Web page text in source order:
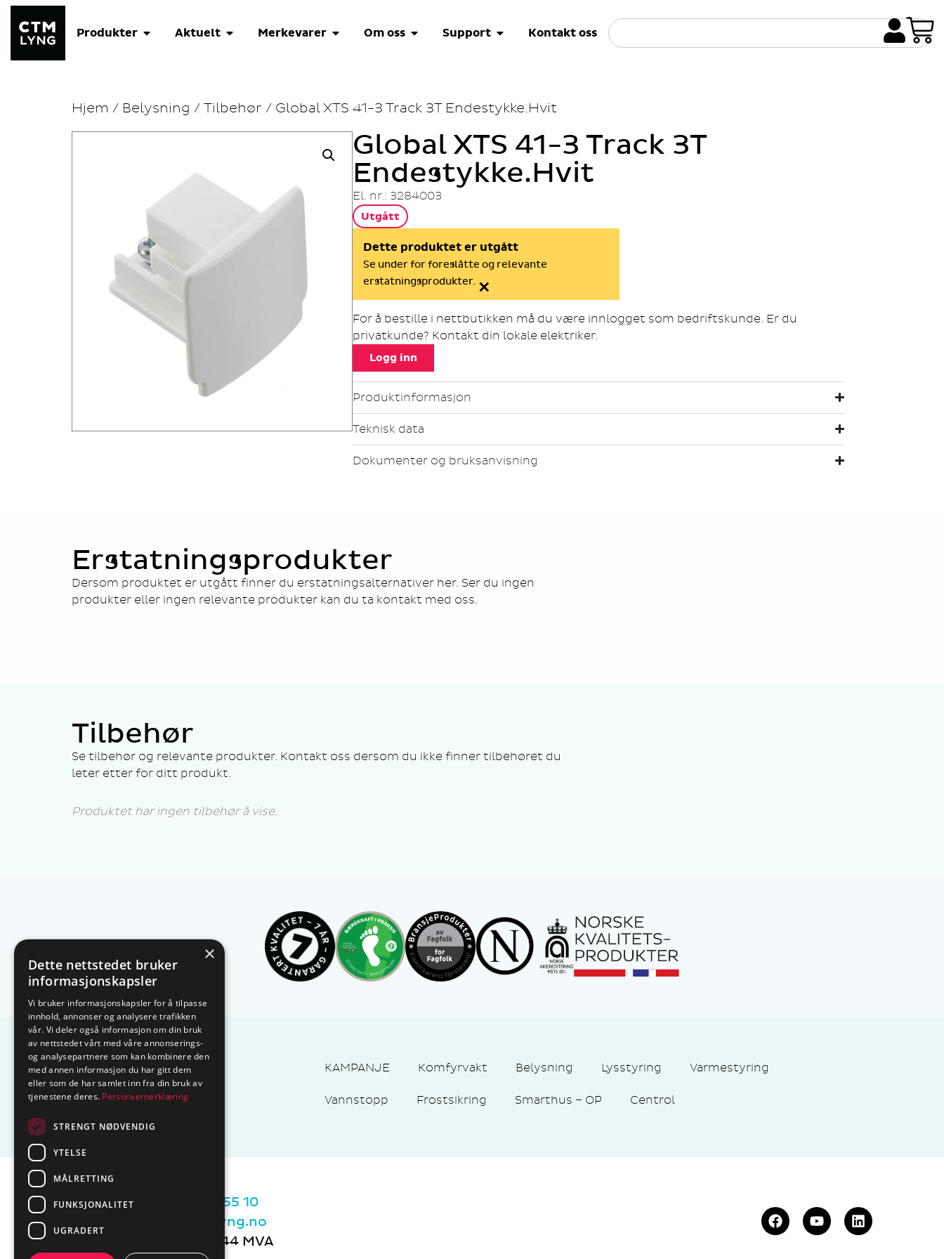
Produkter Aktuelt Merkevarer Om oss Support Kontakt oss
Hjem / Belysning / Tilbehør / Global XTS 41-3 Track 3T Endestykke.Hvit
Global XTS 41-3 Track 3T
Endestykke.Hvit
El. nr.: 3284003
Utgått
Dette produktet er utgått
Se under for foreslåtte og relevante
erstatningsprodukter. ×
For å bestille i nettbutikken må du være innlogget som bedriftskunde. Er du
privatkunde? Kontakt din lokale elektriker.
Logg inn
Produktinformasjon
Teknisk data
Dokumenter og bruksanvisning
Erstatningsprodukter
Dersom produktet er utgått finner du erstatningsalternativer her. Ser du ingen
produkter eller ingen relevante produkter kan du ta kontakt med oss.
Tilbehør
Se tilbehør og relevante produkter. Kontakt oss dersom du ikke finner tilbehøret du
leter etter for ditt produkt.
Produktet har ingen tilbehør å vise.
KAMPANJE Komfyrvakt Belysning Lysstyring Varmestyring
Vannstopp Frostsikring Smarthus – OP Centrol
Sentralbord tlf.
74 85 55 10
marked@ctmlyng.no
Org.nr.: NO 936 285 244 MVA
×
Dette nettstedet bruker
informasjonskapsler
Vi bruker informasjonskapsler for å tilpasse
innhold, annonser og analysere trafikken
vår. Vi deler også informasjon om din bruk
av nettstedet vårt med våre annonserings-
og analysepartnere som kan kombinere den
med annen informasjon du har gitt dem
eller som de har samlet inn fra din bruk av
tjenestene deres. Personvernerklæring
STRENGT NØDVENDIG
YTELSE
MÅLRETTING
FUNKSJONALITET
UGRADERT